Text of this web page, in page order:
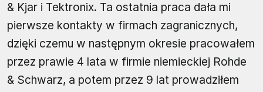
& Kjar i Tektronix. Ta ostatnia praca dała mi
pierwsze kontakty w firmach zagranicznych,
dzięki czemu w następnym okresie pracowałem
przez prawie 4 lata w firmie niemieckiej Rohde
& Schwarz, a potem przez 9 lat prowadziłem